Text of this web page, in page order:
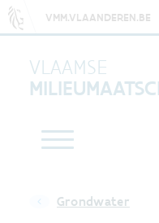
VMM.VLAANDEREN.BE
VLAAMSE
Grondwater